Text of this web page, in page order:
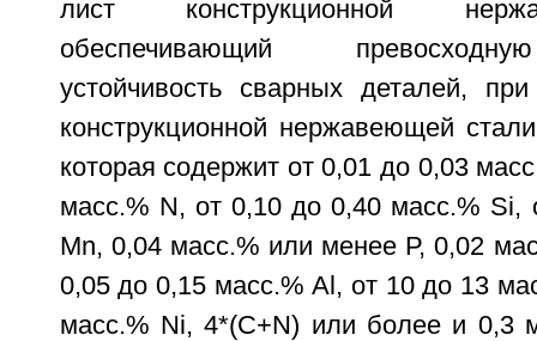
лист конструкционной
обеспечивающий
устойчивость сварных деталей,
конструкционной нержавеющей
которая содержит от 0,01 до 0,03
масс.% N, от 0,10 до 0,40 масс.% Si,
Mn, 0,04 масс.% или менее Р, 0,02
0,05 до 0,15 масс.% Al, от 10 до 13
масс.% Ni, 4*(C+N) или более и 0,3